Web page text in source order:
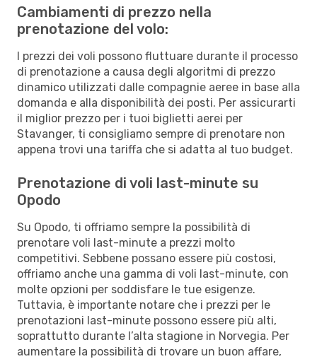
Cambiamenti di prezzo nella
prenotazione del volo:
I prezzi dei voli possono fluttuare durante il processo
di prenotazione a causa degli algoritmi di prezzo
dinamico utilizzati dalle compagnie aeree in base alla
domanda e alla disponibilità dei posti. Per assicurarti
il miglior prezzo per i tuoi biglietti aerei per
Stavanger, ti consigliamo sempre di prenotare non
appena trovi una tariffa che si adatta al tuo budget.
Prenotazione di voli last-minute su
Opodo
Su Opodo, ti offriamo sempre la possibilità di
prenotare voli last-minute a prezzi molto
competitivi. Sebbene possano essere più costosi,
offriamo anche una gamma di voli last-minute, con
molte opzioni per soddisfare le tue esigenze.
Tuttavia, è importante notare che i prezzi per le
prenotazioni last-minute possono essere più alti,
soprattutto durante l’alta stagione in Norvegia. Per
aumentare la possibilità di trovare un buon affare,